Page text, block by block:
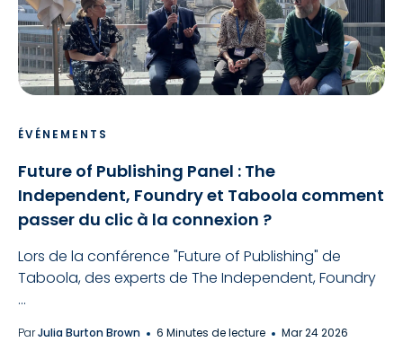
ÉVÉNEMENTS
Future of Publishing Panel : The
Independent, Foundry et Taboola comment
passer du clic à la connexion ?
Lors de la conférence "Future of Publishing" de
Taboola, des experts de The Independent, Foundry
...
ParJulia Burton Brown 6 Minutes de lecture Mar 24 2026